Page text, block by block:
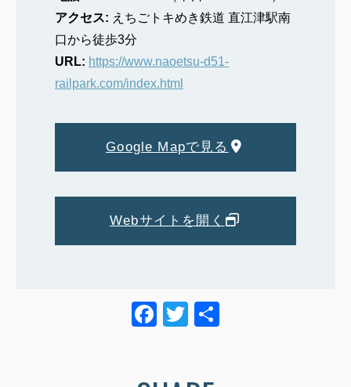
アクセス: えちごトキめき鉄道 直江津駅南
口から徒歩3分
URL: https://www.naoetsu-d51-
railpark.com/index.html
Google Mapで見る
Webサイトを開く
F
T